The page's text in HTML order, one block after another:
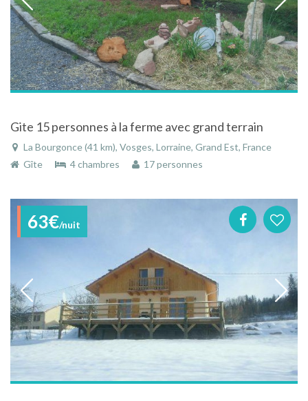
Gite 15 personnes à la ferme avec grand terrain
La Bourgonce (41 km), Vosges, Lorraine, Grand Est, France
Gîte
4 chambres 17 personnes
63€/nuit